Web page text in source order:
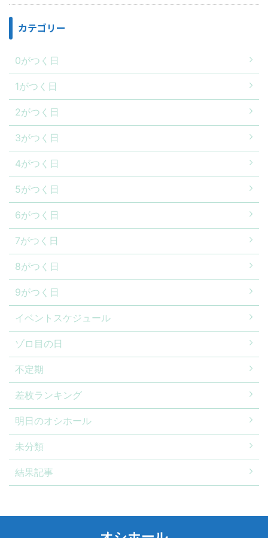
カテゴリー
0がつく日
1がつく日
2がつく日
3がつく日
4がつく日
5がつく日
6がつく日
7がつく日
8がつく日
9がつく日
イベントスケジュール
ゾロ目の日
不定期
差枚ランキング
明日のオシホール
未分類
結果記事